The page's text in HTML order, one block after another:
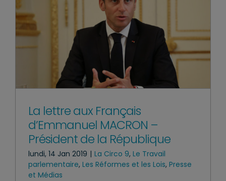
La lettre aux Français
d’Emmanuel MACRON –
Président de la République
lundi, 14 Jan 2019 | La Circo 9, Le Travail
parlementaire, Les Réformes et les Lois, Presse
et Médias